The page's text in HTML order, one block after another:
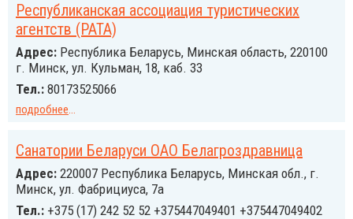
Республиканская ассоциация туристических
агентств (РАТА)
Адрес: Республика Беларусь, Минская область, 220100
г. Минск, ул. Кульман, 18, каб. 33
Тел.: 80173525066
подробнее...
Санатории Беларуси ОАО Белагроздравница
Адрес: 220007 Республика Беларусь, Минская обл., г.
Минск, ул. Фабрициуса, 7а
Тел.: +375 (17) 242 52 52 +375447049401 +375447049402